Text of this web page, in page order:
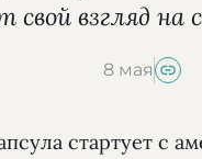
свой взгляд на
8 мая
стартует с